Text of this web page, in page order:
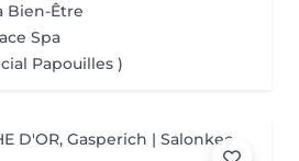
Bien-Être
Spa
Papouilles )